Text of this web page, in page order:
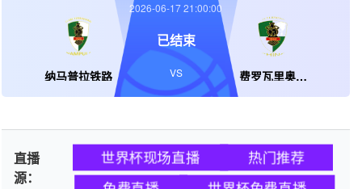
纳马普拉铁路 费罗瓦里奥利欣加
2026-06-17 21:00:00
已结束
VS
直播
源：
世界杯现场直播
热门推荐